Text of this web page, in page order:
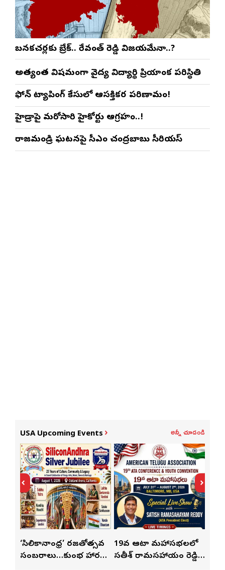
బనకచర్లకు బ్రేక్.. రేవంత్ రెడ్డి విజయమేనా..?
అత్యంత విషమంగా వైద్య విద్యార్థిని ప్రియాంక పరిస్థితి
ఫోన్ ట్యాపింగ్ కేసులో ఆసక్తికర పరిణామం!
హైడ్రాపై మరోసారి హైకోర్టు ఆగ్రహం..!
రాజమండ్రి ఘటనపై సీఎం చంద్రబాబు సీరియస్
USA Upcoming Events అన్నీ చూడండి
‘సిలికానాంధ్ర’ రజతోత్సవ
సంబరాలు…కుంభ హారతి
19వ ఆటా మహాసభలలో
సతీశ్ రామసహాయం రెడ్డి